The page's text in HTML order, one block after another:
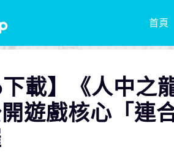
首頁
下載】《人中
遊戲核心「